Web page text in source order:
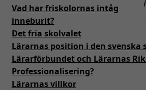
Miljöprogram
Skolpolitiska program
Facklig-politiskt program
Vad har friskolornas intåg
inneburit?
Det fria skolvalet
Lärarnas position i den svenska
Lärarförbundet och Lärarnas
Professionalisering?
Lärarnas villkor